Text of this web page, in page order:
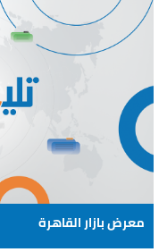
معرض بازار القاهرة